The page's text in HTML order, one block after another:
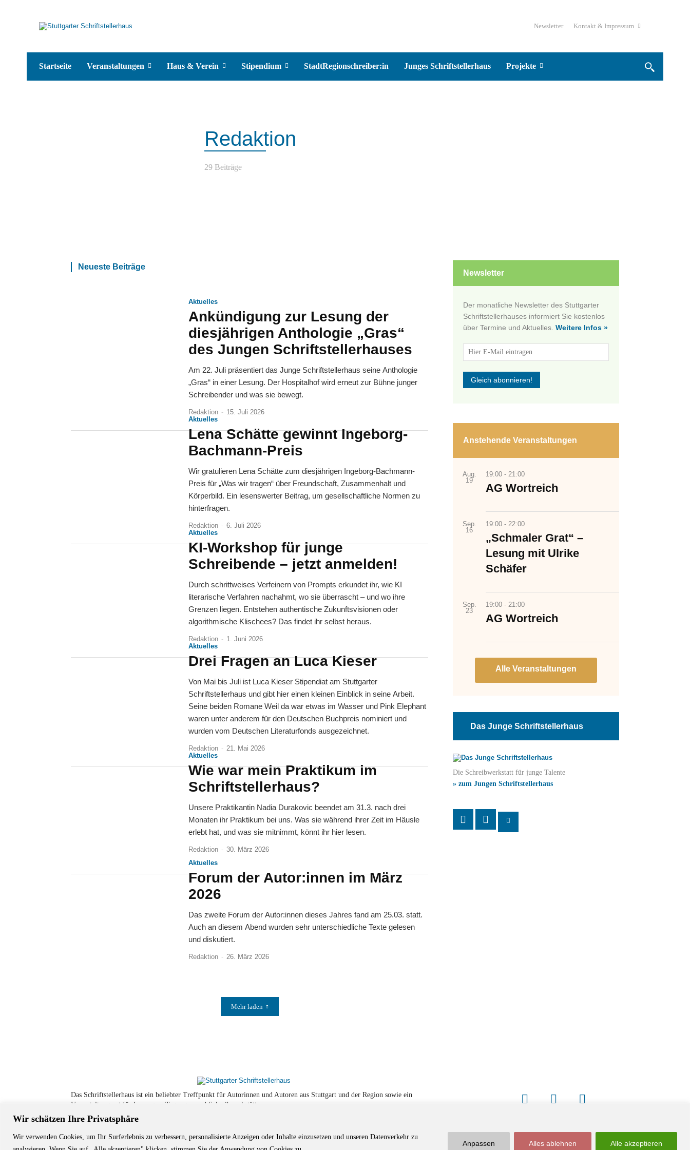
Wir schätzen Ihre Privatsphäre
Wir verwenden Cookies, um Ihr Surferlebnis zu verbessern, personalisierte Anzeigen oder Inhalte einzusetzen und unseren Datenverkehr zu
Anpassen Alles ablehnen Alle akzeptieren
Newsletter Kontakt & Impressum
Startseite Veranstaltungen Haus & Verein Stipendium StadtRegionschreiber:in Junges Schriftstellerhaus Projekte
Redaktion
29 Beiträge
Neueste Beiträge
Aktuelles
Ankündigung zur Lesung der
diesjährigen Anthologie „Gras“
des Jungen Schriftstellerhauses
Am 22. Juli präsentiert das Junge Schriftstellerhaus seine Anthologie
„Gras“ in einer Lesung. Der Hospitalhof wird erneut zur Bühne junger
Schreibender und was sie bewegt.
Redaktion - 15. Juli 2026
Aktuelles
Lena Schätte gewinnt Ingeborg-
Bachmann-Preis
Wir gratulieren Lena Schätte zum diesjährigen Ingeborg-Bachmann-
Preis für „Was wir tragen“ über Freundschaft, Zusammenhalt und
Körperbild. Ein lesenswerter Beitrag, um gesellschaftliche Normen zu
hinterfragen.
Redaktion - 6. Juli 2026
Aktuelles
KI-Workshop für junge
Schreibende – jetzt anmelden!
Durch schrittweises Verfeinern von Prompts erkundet ihr, wie KI
literarische Verfahren nachahmt, wo sie überrascht – und wo ihre
Grenzen liegen. Entstehen authentische Zukunftsvisionen oder
algorithmische Klischees? Das findet ihr selbst heraus.
Redaktion - 1. Juni 2026
Aktuelles
Drei Fragen an Luca Kieser
Von Mai bis Juli ist Luca Kieser Stipendiat am Stuttgarter
Schriftstellerhaus und gibt hier einen kleinen Einblick in seine Arbeit.
Seine beiden Romane Weil da war etwas im Wasser und Pink Elephant
waren unter anderem für den Deutschen Buchpreis nominiert und
wurden vom Deutschen Literaturfonds ausgezeichnet.
Redaktion - 21. Mai 2026
Aktuelles
Wie war mein Praktikum im
Schriftstellerhaus?
Unsere Praktikantin Nadia Durakovic beendet am 31.3. nach drei
Monaten ihr Praktikum bei uns. Was sie während ihrer Zeit im Häusle
erlebt hat, und was sie mitnimmt, könnt ihr hier lesen.
Redaktion - 30. März 2026
Aktuelles
Forum der Autor:innen im März
2026
Das zweite Forum der Autor:innen dieses Jahres fand am 25.03. statt.
Auch an diesem Abend wurden sehr unterschiedliche Texte gelesen
und diskutiert.
Redaktion - 26. März 2026
Mehr laden
Newsletter
Der monatliche Newsletter des Stuttgarter
Schriftstellerhauses informiert Sie kostenlos
über Termine und Aktuelles. Weitere Infos »
Anstehende Veranstaltungen
Aug.
19
19:00 - 21:00
AG Wortreich
Sep.
16
19:00 - 22:00
„Schmaler Grat“ –
Lesung mit Ulrike
Schäfer
Sep.
23
19:00 - 21:00
AG Wortreich
Das Junge Schriftstellerhaus
Die Schreibwerkstatt für junge Talente
» zum Jungen Schriftstellerhaus
Das Schriftstellerhaus ist ein beliebter Treffpunkt für Autorinnen und Autoren aus Stuttgart und der Region sowie ein
Veranstaltungsort für Lesungen, Tagungen und Schreibwerkstätten.
© Stuttgarter Schriftstellerhaus Newsletter Impressum / Kontakt